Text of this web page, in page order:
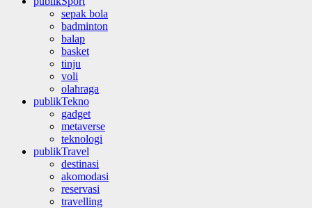
sepak bola
badminton
balap
basket
tinju
voli
olahraga
publikTekno
gadget
metaverse
teknologi
publikTravel
destinasi
akomodasi
reservasi
travelling